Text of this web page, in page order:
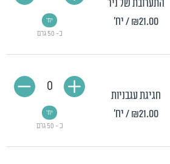
התערובת של ניר
₪21.00/ יח'
כ- 50 גרם
יח'
חגיגת עגבניות
₪21.00/ יח'
כ - 50 גרם
יח'
0